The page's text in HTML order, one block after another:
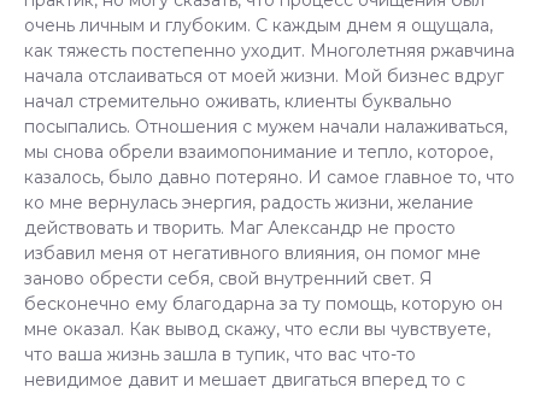
очень личным и глубоким. С каждым днем я ощущала,
как тяжесть постепенно уходит. Многолетняя ржавчина
начала отслаиваться от моей жизни. Мой бизнес вдруг
начал стремительно оживать, клиенты буквально
посыпались. Отношения с мужем начали налаживаться,
мы снова обрели взаимопонимание и тепло, которое,
казалось, было давно потеряно. И самое главное то, что
ко мне вернулась энергия, радость жизни, желание
действовать и творить. Маг Александр не просто
избавил меня от негативного влияния, он помог мне
заново обрести себя, свой внутренний свет. Я
бесконечно ему благодарна за ту помощь, которую он
мне оказал. Как вывод скажу, что если вы чувствуете,
что ваша жизнь зашла в тупик, что вас что-то
невидимое давит и мешает двигаться вперед то с